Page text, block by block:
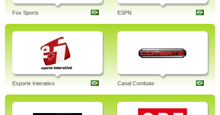
Fox Sports ESPN
Esporte Interativo Canal Combate